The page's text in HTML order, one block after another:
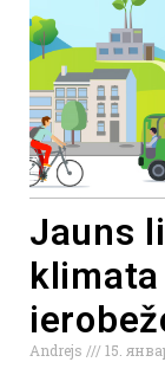
Jauns
Andrejs
15.